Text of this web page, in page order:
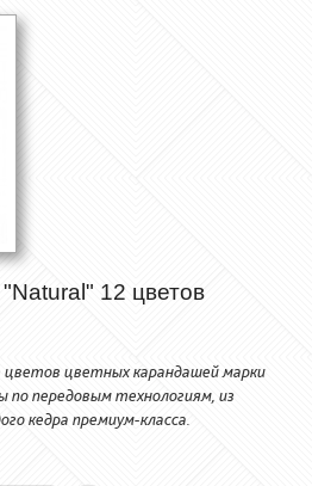
12 цветов
цветов цветных карандашей марки
по передовым технологиям, из
кедра премиум-класса.